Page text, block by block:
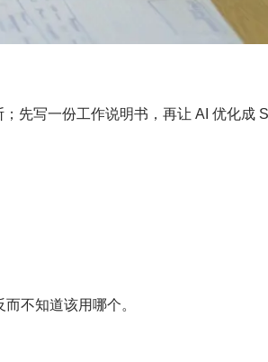
先写一份工作说明书，再让 AI 优化成
不知道该用哪个。